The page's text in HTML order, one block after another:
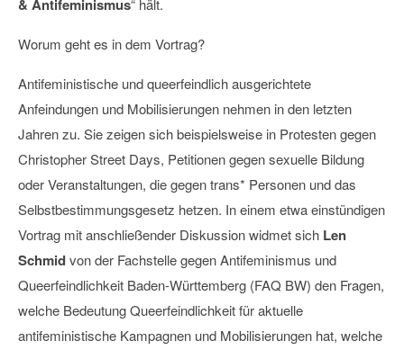
& Antifeminismus“ hält.
Worum geht es in dem Vortrag?
Antifeministische und queerfeindlich ausgerichtete
Anfeindungen und Mobilisierungen nehmen in den letzten
Jahren zu. Sie zeigen sich beispielsweise in Protesten gegen
Christopher Street Days, Petitionen gegen sexuelle Bildung
oder Veranstaltungen, die gegen trans* Personen und das
Selbstbestimmungsgesetz hetzen. In einem etwa einstündigen
Vortrag mit anschließender Diskussion widmet sich Len
Schmidvon der Fachstelle gegen Antifeminismus und
Queerfeindlichkeit Baden-Württemberg (FAQ BW) den Fragen,
welche Bedeutung Queerfeindlichkeit für aktuelle
antifeministische Kampagnen und Mobilisierungen hat, welche